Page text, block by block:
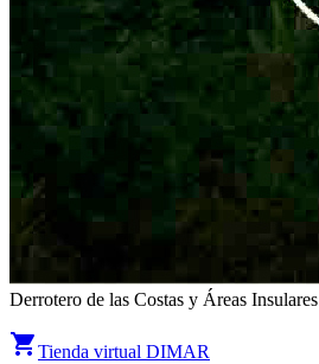
Derrotero de las Costas y Áreas
shopping_cartTienda virtual DIMAR